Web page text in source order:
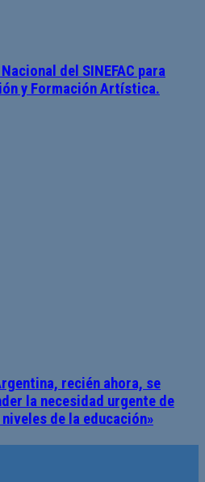
del SINEFAC para
y Formación Artística.
recién ahora, se
la necesidad urgente de
de la educación»